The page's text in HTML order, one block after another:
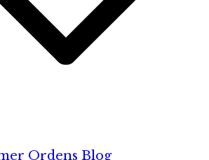
Ordens Blog